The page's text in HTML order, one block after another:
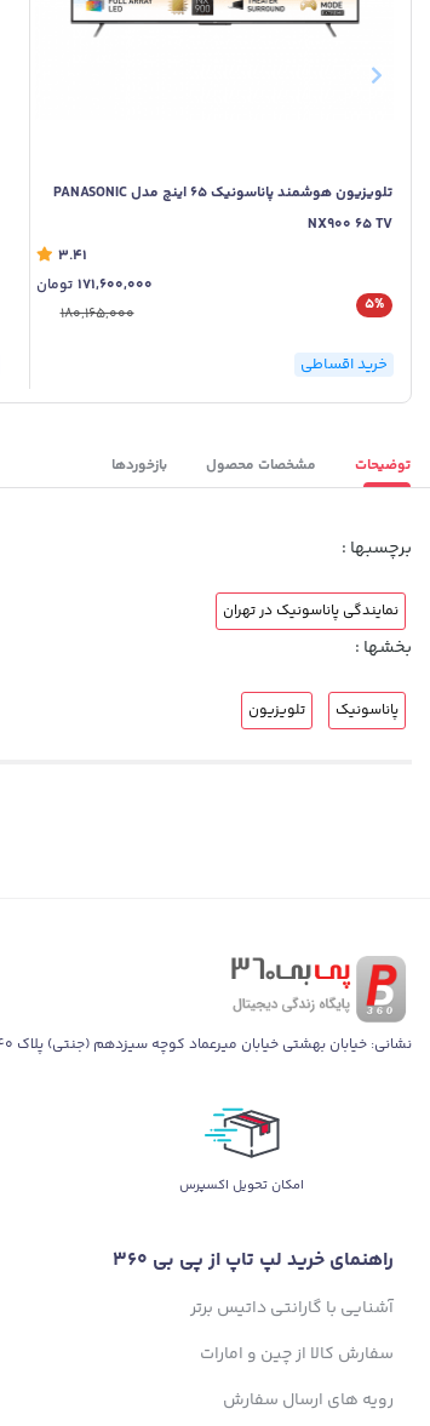
تلویزیون هوشمند پاناسونیک 65 اینچ مدل PANASONIC
NX900 65 TV
3.41
5%
171,600,000 تومان
180,165,000
خرید اقساطی
توضیحات مشخصات محصول بازخوردها
برچسبها :
نمایندگی پاناسونیک در تهران
بخشها :
پاناسونیک تلویزیون
نشانی: خیابان بهشتی خیابان میرعماد کوچه سیزدهم (جنتی) پلاک ۴۰ واحد ۱۵
اﻣﮑﺎن ﺗﺤﻮﯾﻞ اﮐﺴﭙﺮس
راهنمای خرید لپ تاپ از پی بی 360
آشنایی با گارانتی داتیس برتر
سفارش کالا از چین و امارات
رویه های ارسال سفارش